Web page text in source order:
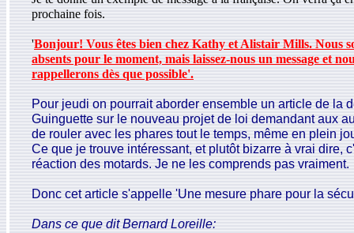
prochaine fois.
'Bonjour! Vous êtes bien chez Kathy et Alistair Mills. Nous
absents pour le moment, mais laissez-nous un message et
rappellerons dès que possible'.
Pour jeudi on pourrait aborder ensemble un article de la
Guinguette sur le nouveau projet de loi demandant aux
de rouler avec les phares tout le temps, même en plein
Ce que je trouve intéressant, et plutôt bizarre à vrai dire,
réaction des motards. Je ne les comprends pas vraiment.
Donc cet article s'appelle 'Une mesure phare pour la
Dans ce que dit Bernard Loreille: